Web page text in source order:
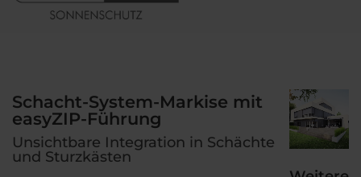
Schacht-System-Markise mit
easyZIP-Führung
Unsichtbare Integration in Schächte
und Sturzkästen